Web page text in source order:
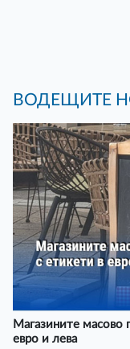
ВОДЕЩИТЕ
Магазините масово
евро и лева